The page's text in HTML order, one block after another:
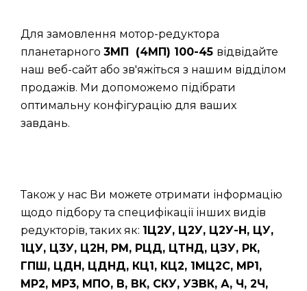
Для замовлення мотор-редуктора
планетарного 3МП (4МП) 100-45 відвідайте
наш веб-сайт або зв'яжіться з нашим відділом
продажів. Ми допоможемо підібрати
оптимальну конфігурацію для ваших
завдань.
Також у нас Ви можете отримати інформацію
щодо підбору та специфікації інших видів
редукторів, таких як: 1Ц2У, Ц2У, Ц2У-Н, ЦУ,
1ЦУ, Ц3У, Ц2Н, РМ, РЦД, ЦТНД, ЦЗУ, РК,
ГПШ, ЦДН, ЦДНД, КЦ1, КЦ2, 1МЦ2С, МР1,
МР2, МР3, МПО, В, ВК, СКУ, УЗВК, А, Ч, 2Ч,